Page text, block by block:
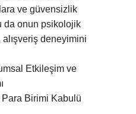
ve güvensizlik
da onun psikolojik
deneyimini
Etkileşim ve
Birimi Kabulü